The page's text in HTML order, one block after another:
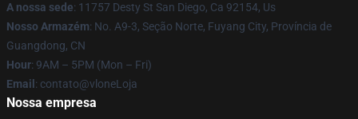
A nossa sede: 11757 Desty St San Diego, Ca 92154, Us
Nosso Armazém: No. A9-3, Seção Norte, Fuyang City, Província de
Guangdong, CN
Hour: 9AM – 5PM (Mon – Fri)
Email : contato@vloneLoja
Nossa empresa